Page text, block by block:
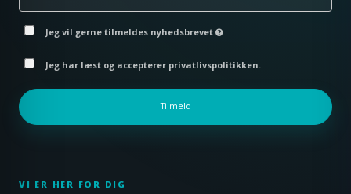
Jeg vil gerne tilmeldes nyhedsbrevet
Jeg har læst og accepterer privatlivspolitikken.
Tilmeld
VI ER HER FOR DIG